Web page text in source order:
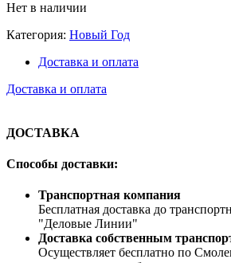
Нет в наличии
Категория: Новый Год
Доставка и оплата
Доставка и оплата
ДОСТАВКА
Способы доставки:
Транспортная компания
Бесплатная доставка до
"Деловые Линии"
Доставка собственным
Осуществляет бесплатно по